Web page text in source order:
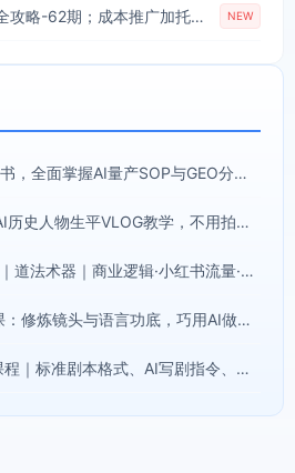
2026拼多多双打强付费全攻略-62期；成本推广加托管双剑合璧，系统讲解7种付费玩法优劣势与选择策略 NEW
AI内容+GEO实战白皮书，全面掌握AI量产SOP与GEO分发机制【文档】
抖音80W粉丝博主的AI历史人物生平VLOG教学，不用拍摄不用露脸，AI帮你搞定，轻松解锁伙伴计划+精选收益
AI+新个体创业必修课｜道法术器｜商业逻辑·小红书流量·AI智能体｜低成本打造个人变现小生意全套教学
自媒体个人成长全能课：修炼镜头与语言功底，巧用AI做内容打造个人自媒体IP
短剧AI剧本写作全阶课程｜标准剧本格式、AI写剧指令、投稿过稿技巧、网文改编、主线剧情把控、审稿避坑全套实操教学